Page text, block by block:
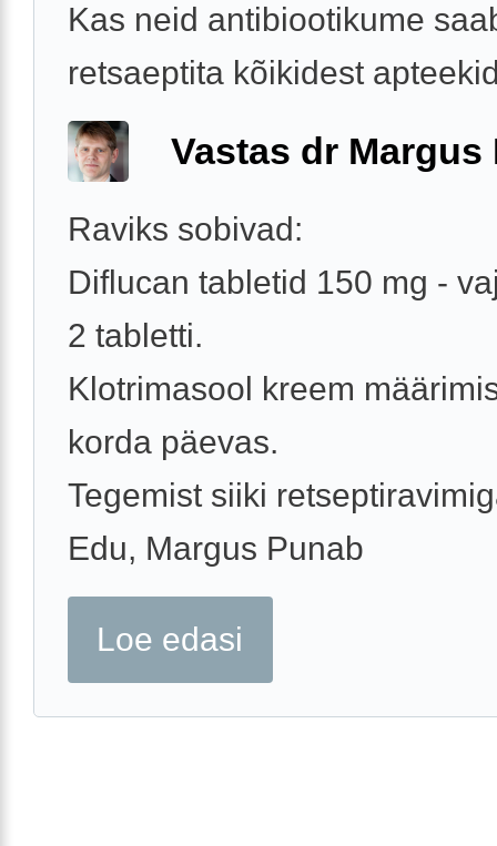
Kas neid antibiootikume
retsaeptita kõikidest
Vastas dr Margus
Raviks sobivad:
Diflucan tabletid 150 mg -
2 tabletti.
Klotrimasool kreem
korda päevas.
Tegemist siiki
Edu, Margus Punab
Loe edasi